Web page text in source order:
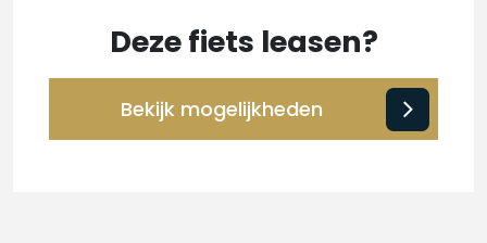
Deze fiets leasen?
Bekijk mogelijkheden